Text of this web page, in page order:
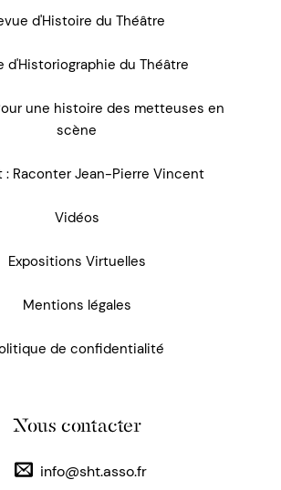
d'Histoire du Théâtre
d'Historiographie du Théâtre
une histoire des metteuses en
scène
: Raconter Jean-Pierre Vincent
Vidéos
Expositions Virtuelles
Mentions légales
de confidentialité
Nous contacter
info@sht.asso.fr